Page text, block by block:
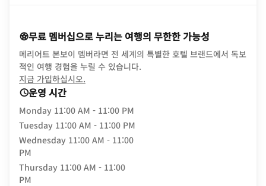
무료 멤버십으로 누리는 여행의 무한한 가능성
메리어트 본보이 멤버라면 전 세계의 특별한 호텔 브랜드에서 독보
적인 여행 경험을 누릴 수 있습니다.
지금 가입하십시오.
운영 시간
Monday 11:00 AM - 11:00 PM
Tuesday 11:00 AM - 11:00 PM
Wednesday 11:00 AM - 11:00
PM
Thursday 11:00 AM - 11:00
PM